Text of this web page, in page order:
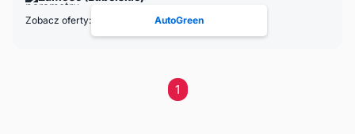
Zobacz oferty: AutoGreen
1